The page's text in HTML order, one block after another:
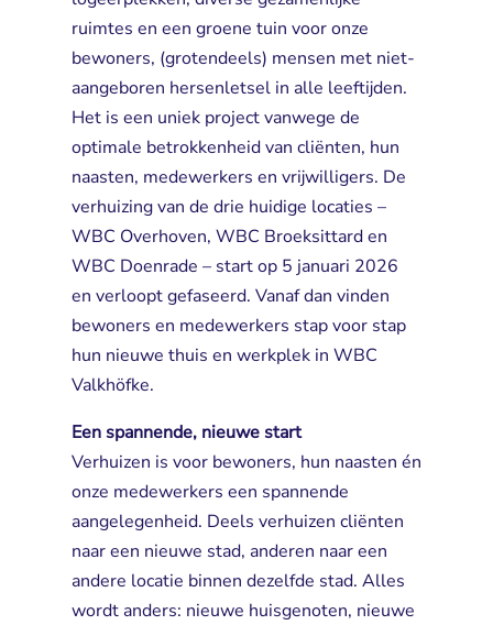
ruimtes en een groene tuin voor onze
bewoners, (grotendeels) mensen met niet-
aangeboren hersenletsel in alle leeftijden.
Het is een uniek project vanwege de
optimale betrokkenheid van cliënten, hun
naasten, medewerkers en vrijwilligers. De
verhuizing van de drie huidige locaties –
WBC Overhoven, WBC Broeksittard en
WBC Doenrade – start op 5 januari 2026
en verloopt gefaseerd. Vanaf dan vinden
bewoners en medewerkers stap voor stap
hun nieuwe thuis en werkplek in WBC
Valkhöfke.
Een spannende, nieuwe start
Verhuizen is voor bewoners, hun naasten én
onze medewerkers een spannende
aangelegenheid. Deels verhuizen cliënten
naar een nieuwe stad, anderen naar een
andere locatie binnen dezelfde stad. Alles
wordt anders: nieuwe huisgenoten, nieuwe